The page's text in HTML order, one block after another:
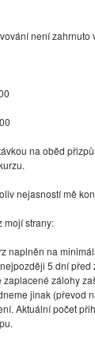
není zahrnuto
na oběd
nejasností mě
mojí strany:
naplněn na
5 dní před
zaplacené zálohy
jinak (převod
Aktuální počet